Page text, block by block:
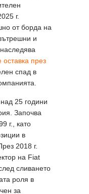
г.
от борда на
и
оставка през
спад в
25 години
Започва
г., като
в
2018 г.
на Fiat
сливането
роля в
за